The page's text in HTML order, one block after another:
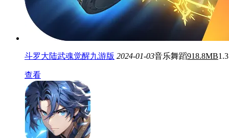
斗罗大陆武魂觉醒九游版 2024-01-03音乐舞蹈918.8MB
查看